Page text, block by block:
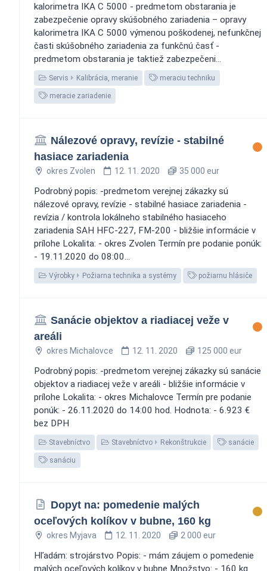
kalorimetra IKA C 5000 - predmetom obstarania je
zabezpečenie opravy skúšobného zariadenia – opravy
kalorimetra IKA C 5000 výmenou poškodenej, nefunkčnej
časti skúšobného zariadenia za funkčnú časť -
predmetom obstarania je taktiež zabezpečeni...
Servis Kalibrácia, meranie meraciu techniku
meracie zariadenie
Nálezové opravy, revízie - stabilné
hasiace zariadenia
okres Zvolen 12. 11. 2020 35 000 eur
Podrobný popis: -predmetom verejnej zákazky sú
nálezové opravy, revízie - stabilné hasiace zariadenia -
revízia / kontrola lokálneho stabilného hasiaceho
zariadenia SAH HFC-227, FM-200 - bližšie informácie v
prílohe Lokalita: - okres Zvolen Termín pre podanie ponúk:
- 19.11.2020 do 08:00...
Výrobky Požiarna technika a systémy požiarnu hlásiče
Sanácie objektov a riadiacej veže v
areáli
okres Michalovce 12. 11. 2020 125 000 eur
Podrobný popis: -predmetom verejnej zákazky sú sanácie
objektov a riadiacej veže v areáli - bližšie informácie v
prílohe Lokalita: - okres Michalovce Termín pre podanie
ponúk: - 26.11.2020 do 14:00 hod. Hodnota: - 6.923 €
bez DPH
Stavebníctvo Stavebníctvo Rekonštrukcie sanácie
sanáciu
Dopyt na: pomedenie malých
oceľových kolíkov v bubne, 160 kg
okres Myjava 12. 11. 2020 2 000 eur
Hľadám: strojárstvo Popis: - mám záujem o pomedenie
malých oceľových kolíkov v bubne Množstvo: - 160 kg